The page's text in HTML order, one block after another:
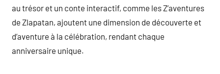
au trésor et un conte interactif, comme les Z’aventures
de Zlapatan, ajoutent une dimension de découverte et
d’aventure à la célébration, rendant chaque
anniversaire unique.